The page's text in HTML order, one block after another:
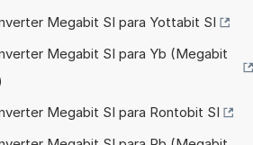
Megabit SI para Yottabit SI
Megabit SI para Yb (Megabit
Megabit SI para Rontobit SI